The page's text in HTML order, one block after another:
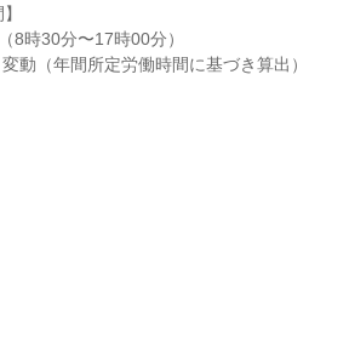
8時30分〜17時00分）
動（年間所定労働時間に基づき算出）